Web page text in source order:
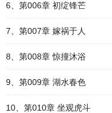
6、第006章 初绽锋芒
7、第007章 嫁祸于人
8、第008章 惊撞沐浴
9、第009章 湖水春色
10、第010章 坐观虎斗